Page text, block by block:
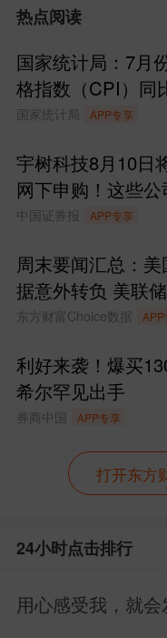
热点阅读
国家统计局：7月
格指数（CPI）同
国家统计局 APP专享
宇树科技8月10日
网下申购！这些
中国证券报 APP专享
周末要闻汇总：
据意外转负 美联
减
东方财富Choice数据 APP
利好来袭！爆买
希尔罕见出手
券商中国 APP专享
打开东方
24小时点击排行
用心感受我，就